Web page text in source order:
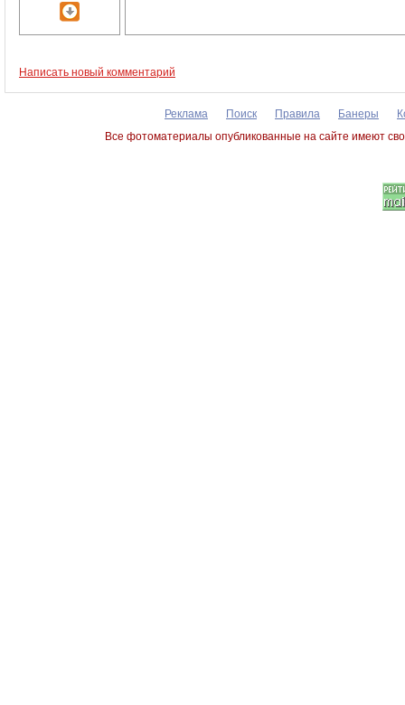
Написать новый комментарий
Реклама Поиск Правила Банеры
Все фотоматериалы опубликованные на сайте имеют